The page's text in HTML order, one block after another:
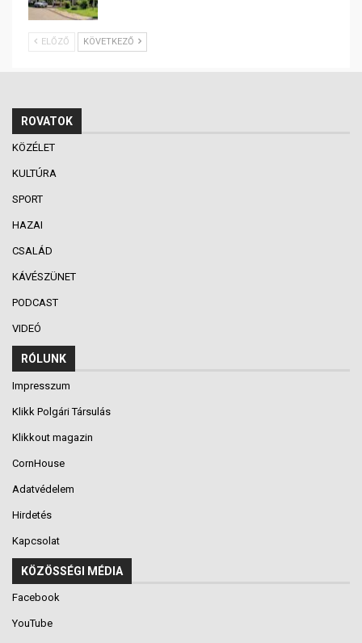
ELŐZŐ KÖVETKEZŐ
ROVATOK
KÖZÉLET
KULTÚRA
SPORT
HAZAI
CSALÁD
KÁVÉSZÜNET
PODCAST
VIDEÓ
RÓLUNK
Impresszum
Klikk Polgári Társulás
Klikkout magazin
CornHouse
Adatvédelem
Hirdetés
Kapcsolat
KÖZÖSSÉGI MÉDIA
Facebook
YouTube